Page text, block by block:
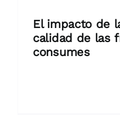
El impacto de
calidad de las
consumes